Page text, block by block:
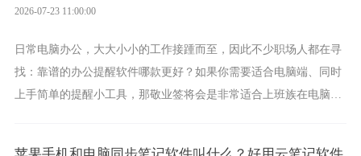
2026-07-23 11:00:00
日常电脑办公，大大小小的工作接踵而至，因此不少职场人都在寻
找：靠谱的办公提醒软件哪款更好？如果你需要适合电脑端、同时
上手简单的提醒小工具，那敬业签将会是非常适合上班族在电脑上